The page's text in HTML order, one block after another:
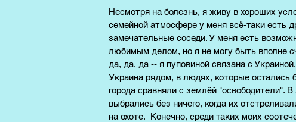
Несмотря на болезнь, я живу в хороших
семейной атмосфере у меня всё-таки есть
замечательные соседи. У меня есть
любимым делом, но я не могу быть вполне
да, да, да -- я пуповиной связана с
Украина рядом, в людях, которые остались
города сравняли с землёй "освободители".
выбрались без ничего, когда их
на охоте. Конечно, среди таких моих